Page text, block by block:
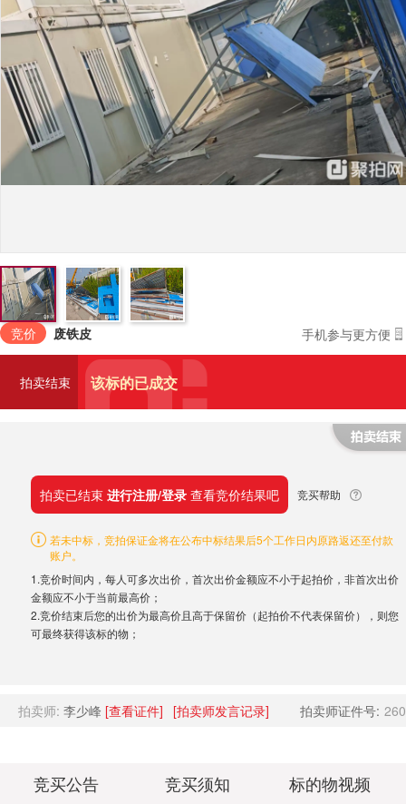
竞价 废铁皮 手机参与更方便
拍卖结束 该标的已成交
拍卖已结束 进行注册/登录 查看竞价结果吧 竞买帮助
若未中标，竞拍保证金将在公布中标结果后5个工作日内原路返还至付款
账户。
1.竞价时间内，每人可多次出价，首次出价金额应不小于起拍价，非首次出价
金额应不小于当前最高价；
2.竞价结束后您的出价为最高价且高于保留价（起拍价不代表保留价），则您
可最终获得该标的物；
拍卖师: 李少峰 [查看证件] [拍卖师发言记录] 拍卖师证件号:
竞买公告 竞买须知 标的物视频